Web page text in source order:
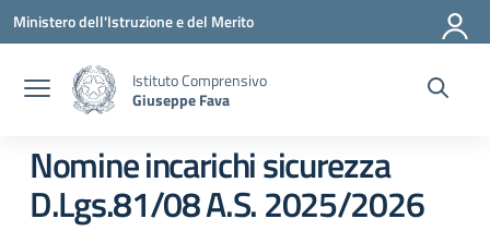
Vai ai contenuti
Vai al menu di navigazione
Vai al footer
Ministero dell'Istruzione e del Merito
Istituto Comprensivo
Giuseppe Fava
Nomine incarichi sicurezza
D.Lgs.81/08 A.S. 2025/2026